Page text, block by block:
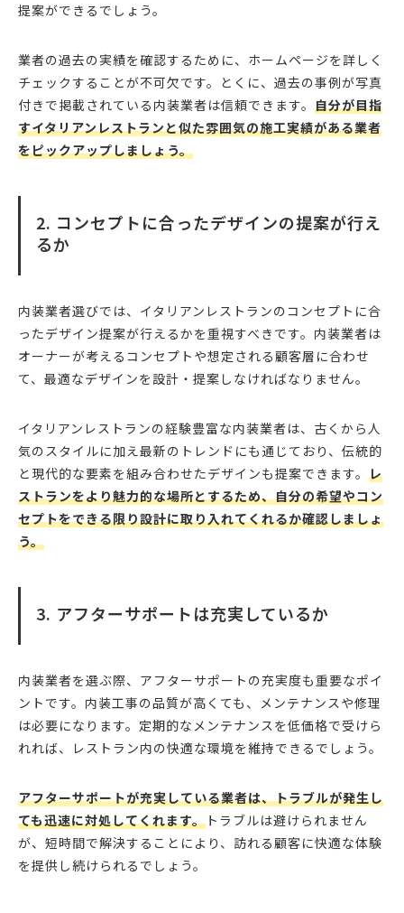
提案ができるでしょう。
業者の過去の実績を確認するために、ホームページを詳しく
チェックすることが不可欠です。とくに、過去の事例が写真
付きで掲載されている内装業者は信頼できます。 自分が目指
すイタリアンレストランと似た雰囲気の施工実績がある業者
をピックアップしましょう。
2. コンセプトに合ったデザインの提案が行え
るか
内装業者選びでは、イタリアンレストランのコンセプトに合
ったデザイン提案が行えるかを重視すべきです。内装業者は
オーナーが考えるコンセプトや想定される顧客層に合わせ
て、最適なデザインを設計・提案しなければなりません。
イタリアンレストランの経験豊富な内装業者は、古くから人
気のスタイルに加え最新のトレンドにも通じており、伝統的
と現代的な要素を組み合わせたデザインも提案できます。 レ
ストランをより魅力的な場所とするため、自分の希望やコン
セプトをできる限り設計に取り入れてくれるか確認しましょ
う。
3. アフターサポートは充実しているか
内装業者を選ぶ際、アフターサポートの充実度も重要なポイ
ントです。内装工事の品質が高くても、メンテナンスや修理
は必要になります。定期的なメンテナンスを低価格で受けら
れれば、レストラン内の快適な環境を維持できるでしょう。
アフターサポートが充実している業者は、トラブルが発生し
ても迅速に対処してくれます。 トラブルは避けられません
が、短時間で解決することにより、訪れる顧客に快適な体験
を提供し続けられるでしょう。